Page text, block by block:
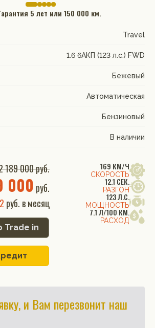
5 лет или 150 000 км.
Travel
1.6 6AКП (123 л.с.) FWD
Бежевый
Автоматическая
Бензиновый
В наличии
169 КМ/Ч
СКОРОСТЬ
12.1 СЕК.
РАЗГОН
123 Л.С.
МОЩНОСТЬ
7.1 Л/100 КМ.
РАСХОД
189 000 руб.
000 руб.
руб. в месяц
Trade in
и Вам перезвонит наш